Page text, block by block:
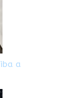
a